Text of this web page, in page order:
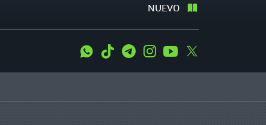
NUEVO
WhatsApp
Tiktok TelegramInstagramYoutube